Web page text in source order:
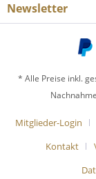
Newsletter
* Alle Preise inkl.
Mitglieder-Login
Kontakt